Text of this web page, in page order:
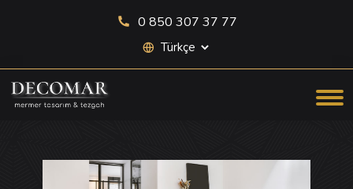
0 850 307 37 77
Site dili seçimi